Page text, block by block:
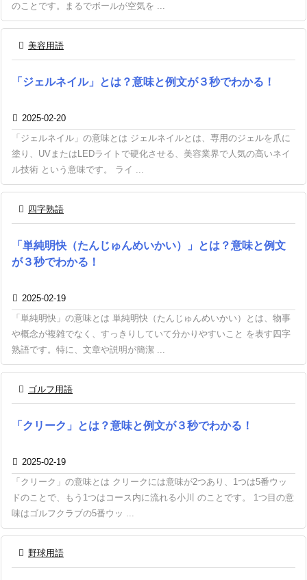
のことです。まるでボールが空気を ...
 美容用語
「ジェルネイル」とは？意味と例文が３秒でわかる！
 2025-02-20
「ジェルネイル」の意味とは ジェルネイルとは、専用のジェルを爪に
塗り、UVまたはLEDライトで硬化させる、美容業界で人気の高いネイ
ル技術 という意味です。 ライ ...
 四字熟語
「単純明快（たんじゅんめいかい）」とは？意味と例文
が３秒でわかる！
 2025-02-19
「単純明快」の意味とは 単純明快（たんじゅんめいかい）とは、物事
や概念が複雑でなく、すっきりしていて分かりやすいこと を表す四字
熟語です。特に、文章や説明が簡潔 ...
 ゴルフ用語
「クリーク」とは？意味と例文が３秒でわかる！
 2025-02-19
「クリーク」の意味とは クリークには意味が2つあり、1つは5番ウッ
ドのことで、もう1つはコース内に流れる小川 のことです。 1つ目の意
味はゴルフクラブの5番ウッ ...
 野球用語